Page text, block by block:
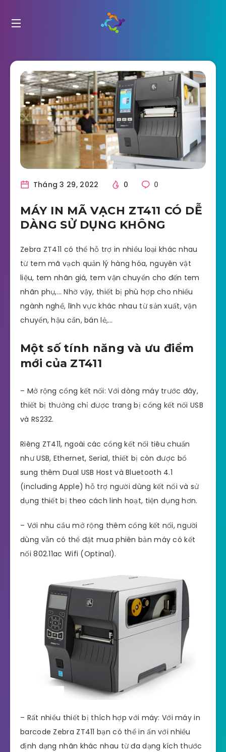
Tháng 3 29, 2022 0 0
MÁY IN MÃ VẠCH ZT411 CÓ DỄ
DÀNG SỬ DỤNG KHÔNG
Zebra ZT411 có thể hỗ trợ in nhiều loại khác nhau
từ tem mã vạch quản lý hàng hóa, nguyên vật
liệu, tem nhãn giá, tem vận chuyển cho đến tem
nhãn phụ,… Nhờ vậy, thiết bị phù hợp cho nhiều
ngành nghề, lĩnh vực khác nhau từ sản xuất, vận
chuyển, hậu cần, bán lẻ,…
Một số tính năng và ưu điểm
mới của ZT411
– Mở rộng cổng kết nối: Với dòng máy trước đây,
thiết bị thưởng chỉ được trang bị cổng kết nối USB
và RS232.
Riêng ZT411, ngoài các cổng kết nối tiêu chuẩn
như USB, Ethernet, Serial, thiết bị còn được bổ
sung thêm Dual USB Host và Bluetooth 4.1
(including Apple) hỗ trợ người dùng kết nối và sử
dụng thiết bị theo cách linh hoạt, tiện dụng hơn.
– Với nhu cầu mở rộng thêm cổng kết nối, người
dùng vẫn có thể đặt mua phiên bản máy có kết
nối 802.11ac Wifi (Optinal).
– Rất nhiều thiết bị thích hợp với máy: Với máy in
barcode Zebra ZT411 bạn có thể in ấn với nhiều
định dạng nhãn khác nhau từ đa dạng kích thước